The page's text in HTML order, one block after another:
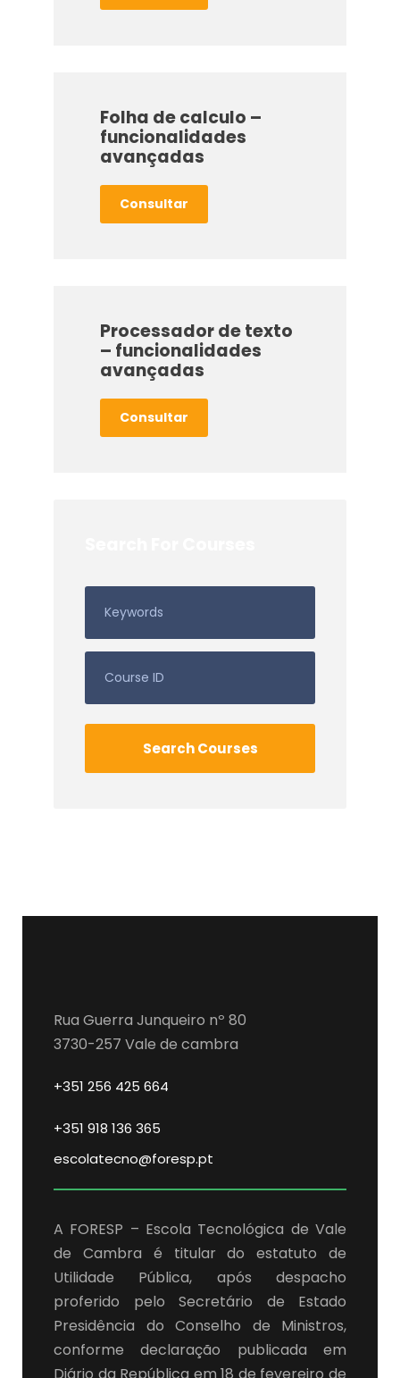
Folha de calculo –
funcionalidades
avançadas
Consultar
Processador de texto
– funcionalidades
avançadas
Consultar
Rua Guerra Junqueiro nº 80
3730-257 Vale de cambra
+351 256 425 664
+351 918 136 365
escolatecno@foresp.pt
A FORESP – Escola Tecnológica de Vale
de Cambra é titular do estatuto de
Utilidade Pública, após despacho
proferido pelo Secretário de Estado
Presidência do Conselho de Ministros,
conforme declaração publicada em